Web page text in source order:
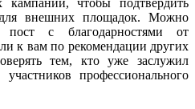
чтобы подтвердить
для внешних площадок. Можно
пост с благодарностями от
к вам по рекомендации других
тем, кто уже заслужил
профессионального